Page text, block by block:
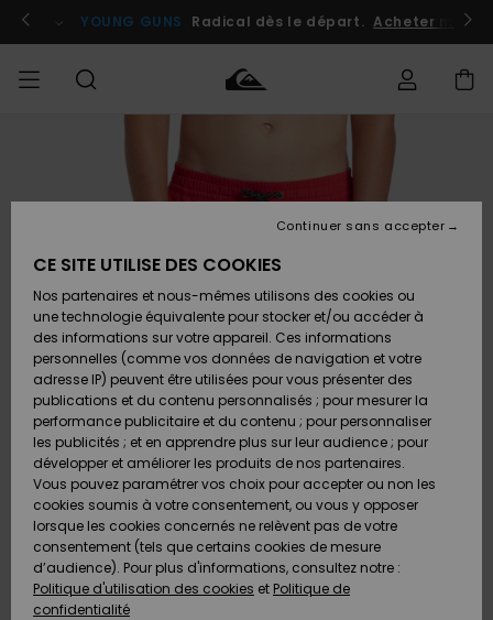
l'information
le
Se connecter / s'inscrire
YOUNG GUNS Radical dès le départ. Acheter
Vêtements
Chaussures
& Tongs
Surf
Snow
Nouveautés
Vêtements
Chaussures
& Tongs
Surf
Snow
Nouveautés
FEMME
Shop
A
Découvrir
Snow
SURF
Surf
Shop
Homme
Surf
Shop
Enfant
Highlights
Communauté
SNOW
Snow
Shop
Homme
Snow
Shop
Enfant
Snow
Shop
Femme
A
Découvrir
Communauté
OUTLET
Outlet
Homme
Enfant
Outlet
Femme
AIDE &
CONTACT
ma
commande
Retours
Paiement
Carte
Cadeau
Quiksilver
Freedom
Protection
des
MAGASINS
CE SITE UTILISE DES COOKIES
Nos partenaires et nous-mêmes utilisons des cookies ou
une technologie équivalente pour stocker et/ou accéder à
des informations sur votre appareil. Ces informations
personnelles (comme vos données de navigation et votre
adresse IP) peuvent être utilisées pour vous présenter des
publications et du contenu personnalisés ; pour mesurer la
performance publicitaire et du contenu ; pour personnaliser
les publicités ; et en apprendre plus sur leur audience ; pour
développer et améliorer les produits de nos partenaires.
Vous pouvez paramétrer vos choix pour accepter ou non les
cookies soumis à votre consentement, ou vous y opposer
lorsque les cookies concernés ne relèvent pas de votre
consentement (tels que certains cookies de mesure
d’audience). Pour plus d'informations, consultez notre :
Politique d'utilisation des cookies et Politique de
confidentialité
Continuer sans accepter